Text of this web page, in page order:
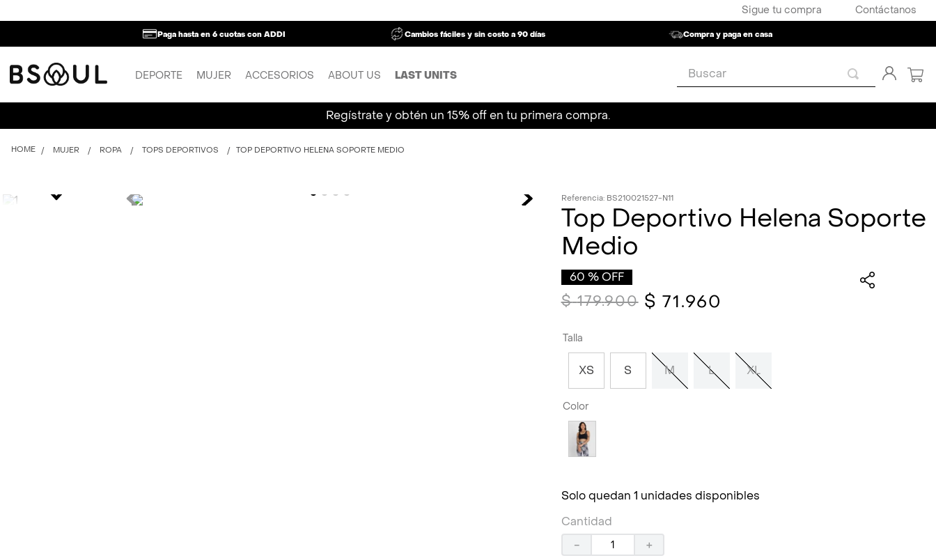
Sigue tu compra Contáctanos
Paga hasta en 6 cuotas con ADDI Cambios fáciles y sin costo a 90 días Compra y paga en casa
DEPORTE MUJER ACCESORIOS ABOUT US LAST UNITS
Buscar
Regístrate y obtén un 15% off en tu primera compra.
MUJER ROPA TOPS DEPORTIVOS TOP DEPORTIVO HELENA SOPORTE MEDIO
Referencia: BS210021527-N11
Top Deportivo Helena Soporte
Medio
60 % OFF
$ 179.900 $ 71.960
Talla
XS S M L XL
Color
Solo quedan 1 unidades disponibles
Cantidad
＋
－